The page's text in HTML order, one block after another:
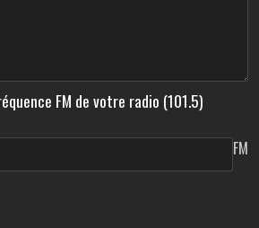
FM de votre radio (101.5)
FM